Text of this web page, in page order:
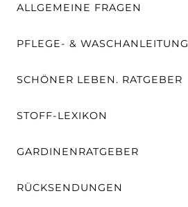
ALLGEMEINE FRAGEN
PFLEGE- & WASCHANLEITUNG
SCHÖNER LEBEN. RATGEBER
STOFF-LEXIKON
GARDINENRATGEBER
RÜCKSENDUNGEN